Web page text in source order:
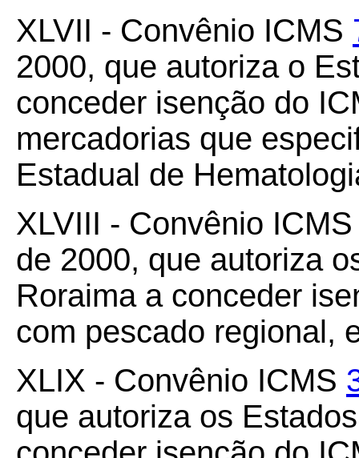
XLVII - Convênio ICMS
2000, que autoriza o
conceder isenção do
mercadorias que
Estadual de
XLVIII - Convênio
de 2000, que autoriza
Roraima a conceder
com pescado regional,
XLIX - Convênio ICMS
que autoriza os